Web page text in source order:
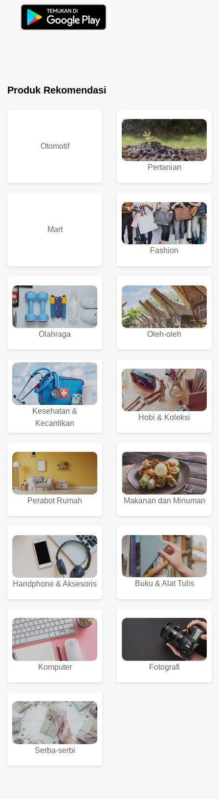
Produk Rekomendasi
Otomotif
Pertanian
Mart
Fashion
Olahraga Oleh-oleh
Kesehatan &
Kecantikan
Hobi & Koleksi
Perabot Rumah Makanan dan Minuman
Handphone & Aksesoris Buku & Alat Tulis
Komputer Fotografi
Serba-serbi